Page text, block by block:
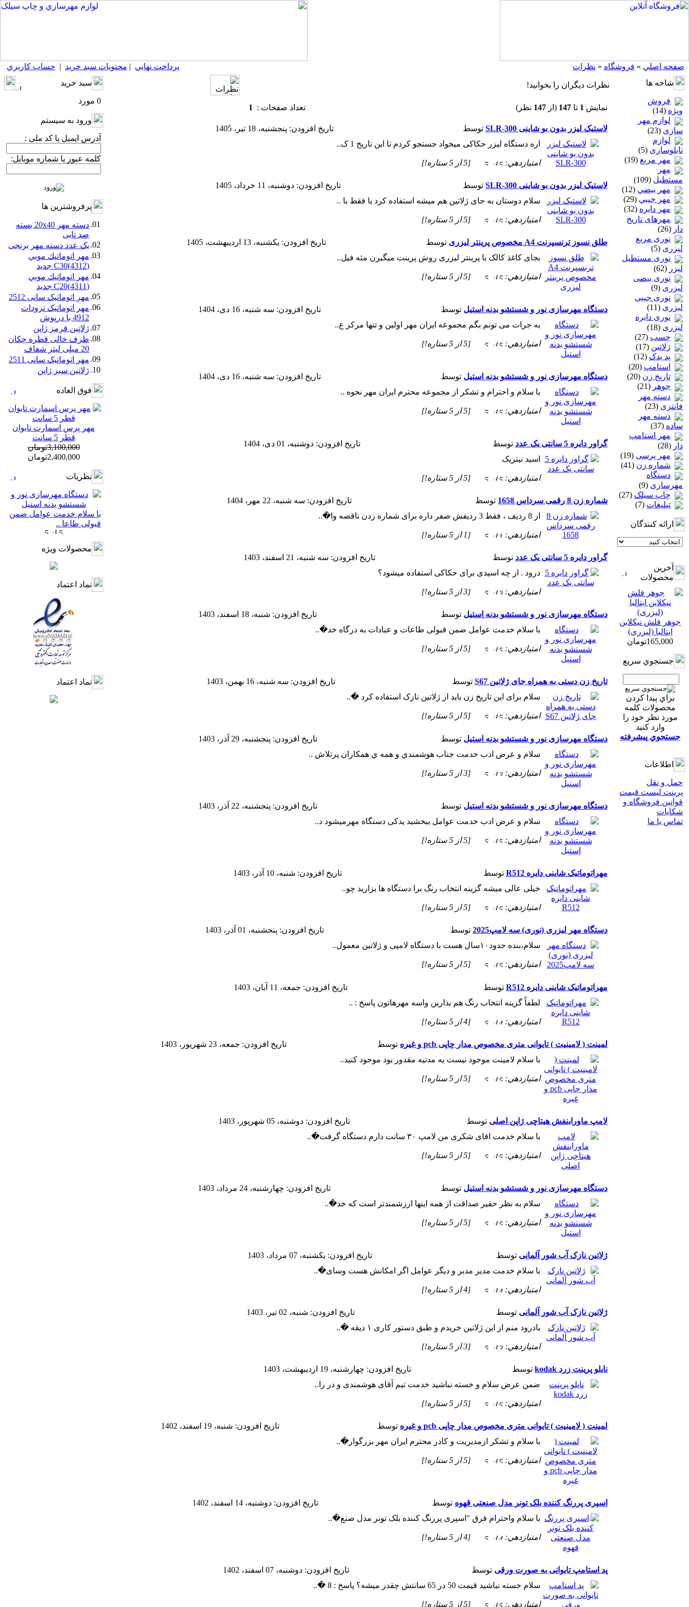
صفحه اصلي » فروشگاه » نظرات پرداخت نهايي | محتويات سبد خريد | حساب كاربري
شاخه ها
فروش
ویژه (14)
لوازم مهر
سازی (23)
لوازم
تابلوسازی (5)
مهر مربع (19)
مهر
مستطيل (109)
مهر بيضي (12)
مهر جيبي (29)
مهر دايره (32)
مهرهای تاریخ
دار (26)
نوری مربع
لیزری (5)
نوری مستطیل
لیزر (62)
نوری بیضی
لیزری (9)
نوری جیبی
لیزری (11)
نوری دایره
لیزری (18)
چسب (27)
ژلاتين (17)
پد یدک (12)
استامپ (20)
تاريخ زن (20)
جوهر (21)
دسته مهر
فانتزی (23)
دسته مهر
ساده (37)
مهر استامپ
دار (28)
مهر پرسی (19)
شماره زن (41)
دستگاه
مهرسازی (9)
چاپ سيلک (27)
تبلیغات (7)
ارائه كنندگان
آخرين
محصولات
جوهر فلش نیکلاین
ایتالیا (لیزری)
165,000تومان
جستجوي سريع
براي پيدا كردن
محصولات كلمه
مورد نظر خود را
وارد كنيد
جستجوي پيشرفته
اطلاعات
حمل و نقل
پرینت لیست قیمت
قوانين فروشگاه و
شکایات
تماس با ما
نظرات ديگران را بخوانيد!
نمايش 1 تا 147 (از 147 نظر) تعداد صفحات : 1
لاستیک لیزر بدون بو شاینی SLR-300 توسط
تاريخ افزودن: پنجشنبه، 18 تير، 1405
اره دستگاه لیزر حکاکی میخواد جستجو کردم تا این تاریخ 1 ک..
امتيازدهي: [5 از 5 ستاره!]
لاستیک لیزر بدون بو شاینی SLR-300 توسط
تاريخ افزودن: دوشنبه، 11 خرداد، 1405
سلام دوستان به جای ژلاتین هم میشه استفاده کرد یا فقط با ..
امتيازدهي: [5 از 5 ستاره!]
طلق نسوز ترنسپرنت A4 مخصوص پرینتر لیزری توسط
تاريخ افزودن: يكشنبه، 13 ارديبهشت، 1405
بجای کاغذ کالک با پرینتر لیزری روش پرینت میگیرن مثه فیل..
امتيازدهي: [5 از 5 ستاره!]
دستگاه مهرسازی نور و شستشو بدنه استیل توسط
تاريخ افزودن: سه شنبه، 16 دی، 1404
به جرات می تونم بگم مجموعه ایران مهر اولین و تنها مرکز ع..
امتيازدهي: [5 از 5 ستاره!]
دستگاه مهرسازی نور و شستشو بدنه استیل توسط
تاريخ افزودن: سه شنبه، 16 دی، 1404
با سلام و احترام و تشکر از مجموعه محترم ایران مهر نحوه ..
امتيازدهي: [5 از 5 ستاره!]
گراور دایره 5 سانتی یک عدد توسط
تاريخ افزودن: دوشنبه، 01 دی، 1404
اسید نیتریک
امتيازدهي: [5 از 5 ستاره!]
شماره زن 8 رقمی سرداس 1658 توسط
تاريخ افزودن: سه شنبه، 22 مهر، 1404
از 8 ردیف ، فقط 3 ردیفش صفر داره برای شماره زدن ناقصه وا�..
امتيازدهي: [1 از 5 ستاره!]
گراور دایره 5 سانتی یک عدد توسط
تاريخ افزودن: سه شنبه، 21 اسفند، 1403
درود . از چه اسیدی برای حکاکی استفاده میشود؟
امتيازدهي: [3 از 5 ستاره!]
دستگاه مهرسازی نور و شستشو بدنه استیل توسط
تاريخ افزودن: شنبه، 18 اسفند، 1403
با سلام خدمت عوامل ضمن قبولی طاعات و عبادات به درگاه خد�..
امتيازدهي: [5 از 5 ستاره!]
تاریخ زن دستی به همراه جای ژلاتین S67 توسط
تاريخ افزودن: سه شنبه، 16 بهمن، 1403
سلام برای این تاریخ زن باید از ژلاتین نازک استفاده کرد �..
امتيازدهي: [5 از 5 ستاره!]
دستگاه مهرسازی نور و شستشو بدنه استیل توسط
تاريخ افزودن: پنجشنبه، 29 آذر، 1403
سلام و عرض ادب خدمت جناب هوشمندي و همه ي همكاران پرتلاش ..
امتيازدهي: [3 از 5 ستاره!]
دستگاه مهرسازی نور و شستشو بدنه استیل توسط
تاريخ افزودن: پنجشنبه، 22 آذر، 1403
سلام و عرض ادب خدمت عوامل ببخشید یدکی دستگاه مهرمیشود د..
امتيازدهي: [5 از 5 ستاره!]
مهراتوماتیک شاینی دایره R512 توسط
تاريخ افزودن: شنبه، 10 آذر، 1403
خیلی عالی میشه گزینه انتخاب رنگ برا دستگاه ها بزارید چو..
امتيازدهي: [5 از 5 ستاره!]
دستگاه مهر لیزری (نوری) سه لامپ2025 توسط
تاريخ افزودن: پنجشنبه، 01 آذر، 1403
سلام،بنده حدود۱۰سال هست با دستگاه لامپی و ژلاتین معمول..
امتيازدهي: [5 از 5 ستاره!]
مهراتوماتیک شاینی دایره R512 توسط
تاريخ افزودن: جمعه، 11 آبان، 1403
لطفاً گزینه انتخاب رنگ هم بذارین واسه مهرهاتون پاسخ : ..
امتيازدهي: [4 از 5 ستاره!]
لمینت ( لامینیت ) تایوانی متری مخصوص مدار چاپی pcb و غیره توسط
تاريخ افزودن: جمعه، 23 شهريور، 1403
با سلام لامینت موجود نیست یه مدتیه مقدور بود موجود کنید..
امتيازدهي: [5 از 5 ستاره!]
لامپ ماورابنفش هیتاچی ژاپن اصلی توسط
تاريخ افزودن: دوشنبه، 05 شهريور، 1403
با سلام خدمت اقای شکری من لامپ ۳۰ سانت دارم دستگاه گرفت�..
امتيازدهي: [5 از 5 ستاره!]
دستگاه مهرسازی نور و شستشو بدنه استیل توسط
تاريخ افزودن: چهارشنبه، 24 مرداد، 1403
سلام به نظر حقیر صداقت از همه اینها ارزشمندتر است که خد�..
امتيازدهي: [5 از 5 ستاره!]
ژلاتین نازک آب شور آلمانی توسط
تاريخ افزودن: يكشنبه، 07 مرداد، 1403
با سلام خدمت مدیر مدبر و دیگر عوامل اگر امکانش هست وسای�..
امتيازدهي: [4 از 5 ستاره!]
ژلاتین نازک آب شور آلمانی توسط
تاريخ افزودن: شنبه، 02 تير، 1403
بادرود منم از این ژلاتین خریدم و طبق دستور کاری ۱ دیقه �..
امتيازدهي: [3 از 5 ستاره!]
نایلو پرینت زرد kodak توسط
تاريخ افزودن: چهارشنبه، 19 ارديبهشت، 1403
ضمن عرض سلام و خسته نباشید خدمت تیم آقای هوشمندی و در را..
امتيازدهي: [5 از 5 ستاره!]
لمینت ( لامینیت ) تایوانی متری مخصوص مدار چاپی pcb و غیره توسط
تاريخ افزودن: شنبه، 19 اسفند، 1402
با سلام و تشکر ازمدیریت و کادر محترم ایران مهر بزرگوار�..
امتيازدهي: [5 از 5 ستاره!]
اسپری پررنگ کننده بلک تونر مدل صنعتی قهوه توسط
تاريخ افزودن: دوشنبه، 14 اسفند، 1402
با سلام واحترام فرق "اسپری پررنگ کننده بلک تونر مدل صنع�..
امتيازدهي: [4 از 5 ستاره!]
پد استامپ تایوانی به صورت ورقی توسط
تاريخ افزودن: دوشنبه، 07 اسفند، 1402
سلام خسته نباشید قیمت 50 در 65 سانتش چقدر میشه؟ پاسخ : 8 �..
امتيازدهي: [5 از 5 ستاره!]
سبد خريد
0 مورد
ورود به سيستم
آدرس ایمیل یا کد ملی :
کلمه عبور یا شماره موبایل:
پرفروشترين ها
01.
دسته مهر 20x40 بسته
صد تایی
02. یک عدد دسته مهر برنجی
03. مهر اتوماتيك موبي
(4312)C30 جدید
04. مهر اتوماتيك موبي
(4311)C20 جدید
05. مهر اتوماتیک سانی 2512
06. مهر اتوماتیک ترودات
4912 با درپوش
07. ژلاتين قرمز ژاپن
08. ظرف خالی قطره چکان
20 میلی لیتر شفاف
09. مهر اتوماتیک سانی 2511
10. ژلاتين سبز ژاپن
فوق العاده
مهر پرس اسمارت تایوان
قطر 5 سانت
3,100,000تومان
2,400,000تومان
نظريات
با سلام خدمت عوامل ضمن
قبولی طاعا ..
محصولات ویژه
نماد اعتماد
نماد اعتماد